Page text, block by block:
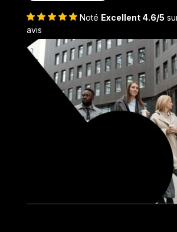
Noté Excellent 4.6/5
avis